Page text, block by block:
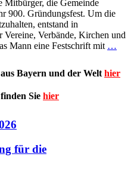
Mitbürger, die Gemeinde
900. Gründungsfest. Um die
entstand in
Vereine, Verbände, Kirchen und
Mann eine Festschrift mit …
Bayern und der Welt hier
Sie hier
für die